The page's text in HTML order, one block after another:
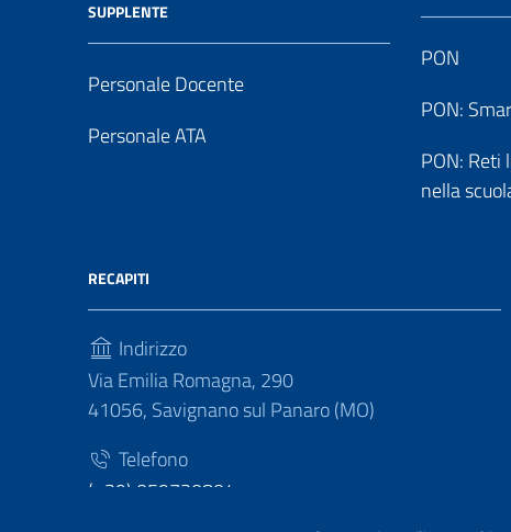
SUPPLENTE
Personale Docente
Personale ATA
PON
PON:
PON: Reti
nella
RECAPITI
Indirizzo
Via Emilia Romagna, 290
41056, Savignano sul Panaro (MO)
Telefono
(+39) 059730804